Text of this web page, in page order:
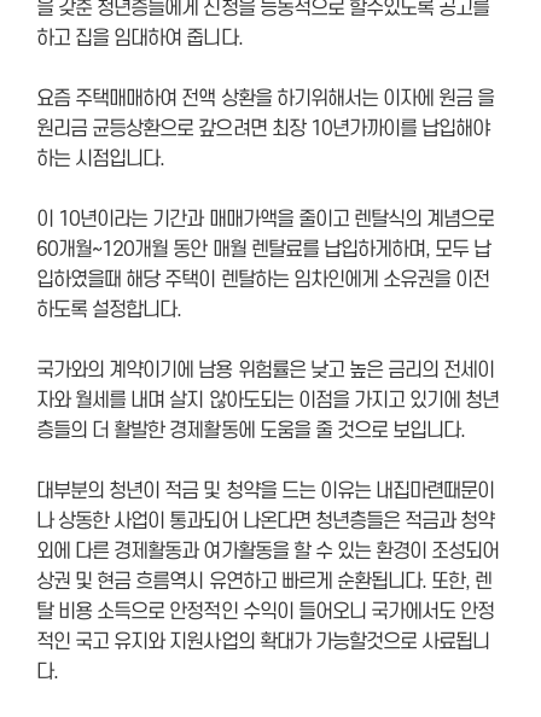
을 갖춘 청년층들에게 신청을 능동적으로 할수있도록 공고를
하고 집을 임대하여 줍니다.
요즘 주택매매하여 전액 상환을 하기위해서는 이자에 원금 을
원리금 균등상환으로 갚으려면 최장 10년가까이를 납입해야
하는 시점입니다.
이 10년이라는 기간과 매매가액을 줄이고 렌탈식의 계념으로
60개월~120개월 동안 매월 렌탈료를 납입하게하며, 모두 납
입하였을때 해당 주택이 렌탈하는 임차인에게 소유권을 이전
하도록 설정합니다.
국가와의 계약이기에 남용 위험률은 낮고 높은 금리의 전세이
자와 월세를 내며 살지 않아도되는 이점을 가지고 있기에 청년
층들의 더 활발한 경제활동에 도움을 줄 것으로 보입니다.
대부분의 청년이 적금 및 청약을 드는 이유는 내집마련때문이
나 상동한 사업이 통과되어 나온다면 청년층들은 적금과 청약
외에 다른 경제활동과 여가활동을 할 수 있는 환경이 조성되어
상권 및 현금 흐름역시 유연하고 빠르게 순환됩니다. 또한, 렌
탈 비용 소득으로 안정적인 수익이 들어오니 국가에서도 안정
적인 국고 유지와 지원사업의 확대가 가능할것으로 사료됩니
다.